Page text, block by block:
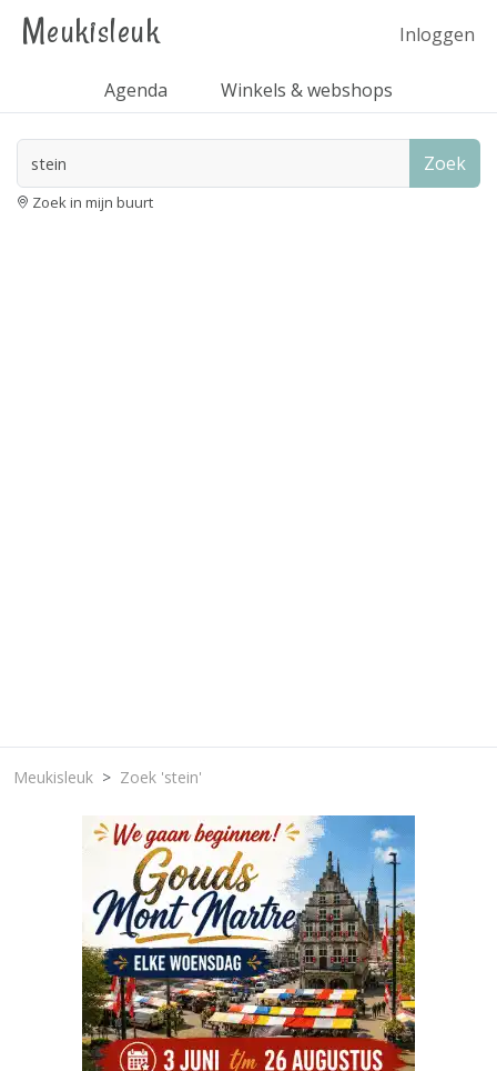
Meukisleuk Inloggen
Agenda Winkels & webshops
Zoek
Zoek in mijn buurt
Meukisleuk Zoek 'stein'